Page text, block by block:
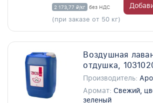
2 173,77 ₽/кг без НДС
(при заказе от 50 кг)
Воздушная
отдушка,
Производитель:
Аромат: Свежий,
зеленый